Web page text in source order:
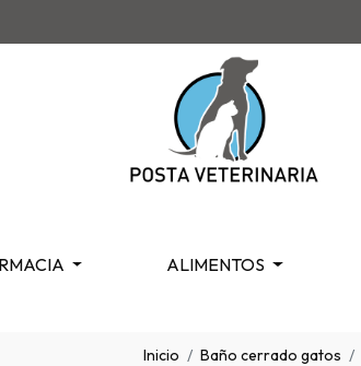
ALIMENTOS
Inicio Baño cerrado gatos